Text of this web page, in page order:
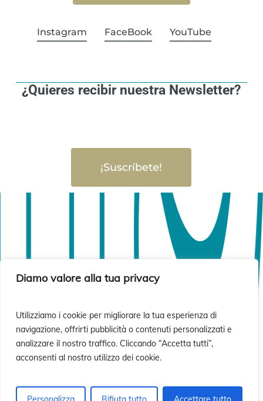
Diamo valore alla tua privacy
Utilizziamo i cookie per migliorare la tua esperienza di
navigazione, offrirti pubblicità o contenuti personalizzati e
analizzare il nostro traffico. Cliccando “Accetta tutti”,
acconsenti al nostro utilizzo dei cookie.
Instagram FaceBook YouTube
¿Quieres recibir nuestra Newsletter?
¡Suscríbete!